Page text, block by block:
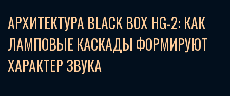
АРХИТЕКТУРА BLACK BOX HG-2: КАК
ЛАМПОВЫЕ КАСКАДЫ ФОРМИРУЮТ
ХАРАКТЕР ЗВУКА